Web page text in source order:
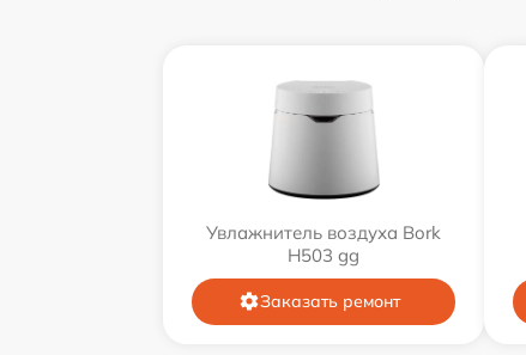
Увлажнитель воздуха Bork
H503 gg
Заказать ремонт